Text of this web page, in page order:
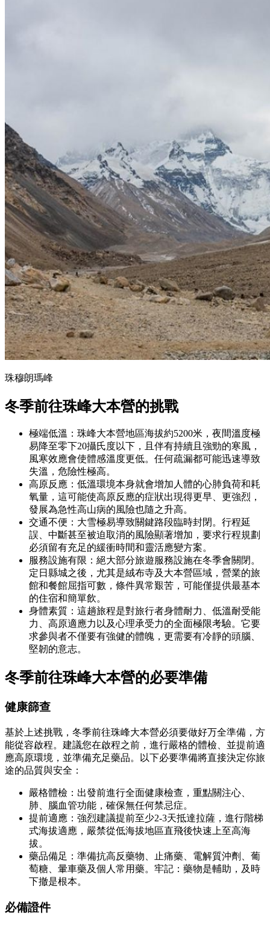
珠穆朗瑪峰
冬季前往珠峰大本營的挑戰
極端低溫：珠峰大本營地區海拔約5200米，夜間溫度極
易降至零下20攝氏度以下，且伴有持續且強勁的寒風，
風寒效應會使體感溫度更低。任何疏漏都可能迅速導致
失溫，危險性極高。
高原反應：低溫環境本身就會增加人體的心肺負荷和耗
氧量，這可能使高原反應的症狀出現得更早、更強烈，
發展為急性高山病的風險也隨之升高。
交通不便：大雪極易導致關鍵路段臨時封閉。行程延
誤、中斷甚至被迫取消的風險顯著增加，要求行程規劃
必須留有充足的緩衝時間和靈活應變方案。
服務設施有限：絕大部分旅遊服務設施在冬季會關閉。
定日縣城之後，尤其是絨布寺及大本營區域，營業的旅
館和餐館屈指可數，條件異常艱苦，可能僅提供最基本
的住宿和簡單飲。
身體素質：這趟旅程是對旅行者身體耐力、低溫耐受能
力、高原適應力以及心理承受力的全面極限考驗。它要
求參與者不僅要有強健的體魄，更需要有冷靜的頭腦、
堅韌的意志。
冬季前往珠峰大本營的必要準備
健康篩查
基於上述挑戰，冬季前往珠峰大本營必須要做好万全準備，方
能從容啟程。建議您在啟程之前，進行嚴格的體檢、並提前適
應高原環境，並準備充足藥品。以下必要準備將直接決定你旅
途的品質與安全：
嚴格體檢：出發前進行全面健康檢查，重點關注心、
肺、腦血管功能，確保無任何禁忌症。
提前適應：強烈建議提前至少2-3天抵達拉薩，進行階梯
式海拔適應，嚴禁從低海拔地區直飛後快速上至高海
拔。
藥品備足：準備抗高反藥物、止痛藥、電解質沖劑、葡
萄糖、暈車藥及個人常用藥。牢記：藥物是輔助，及時
下撤是根本。
必備證件